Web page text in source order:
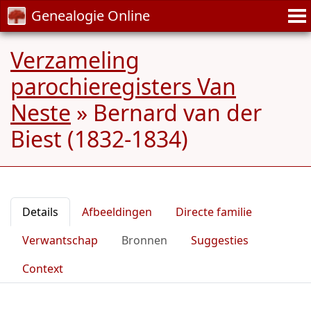
Genealogie Online
Verzameling
parochieregisters Van
Neste » Bernard van der
Biest (1832-1834)
Details Afbeeldingen
Directe familie
Verwantschap
Bronnen
Suggesties
Context